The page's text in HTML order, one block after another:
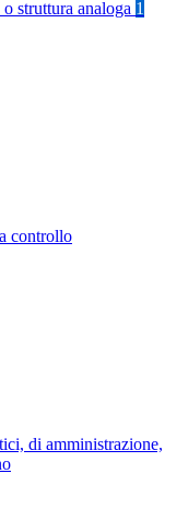
struttura analoga 1
controllo
di amministrazione,